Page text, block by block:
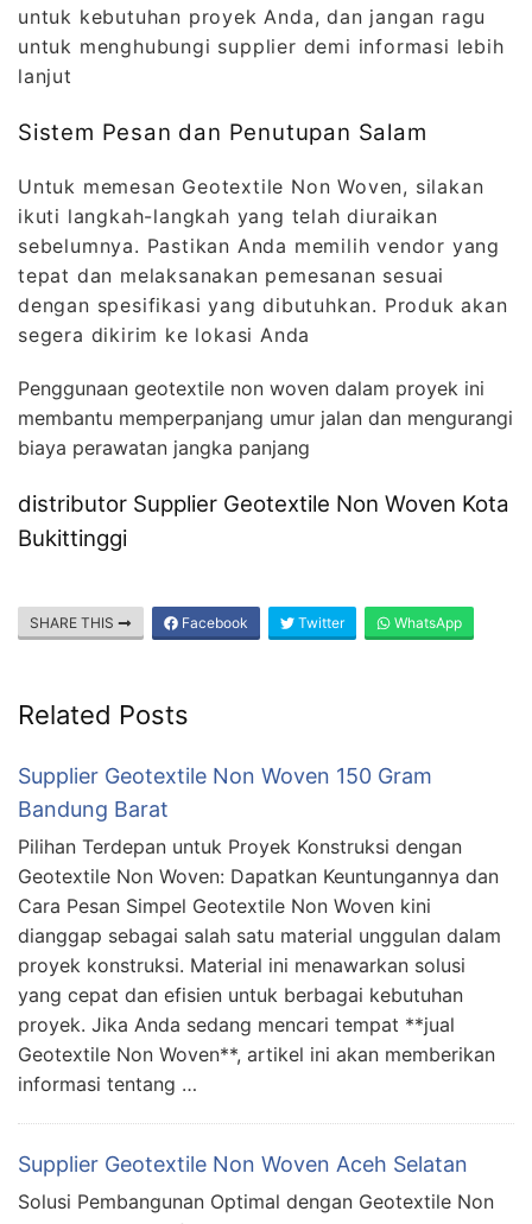
untuk kebutuhan proyek Anda, dan jangan ragu
untuk menghubungi supplier demi informasi lebih
lanjut
Sistem Pesan dan Penutupan Salam
Untuk memesan Geotextile Non Woven, silakan
ikuti langkah-langkah yang telah diuraikan
sebelumnya. Pastikan Anda memilih vendor yang
tepat dan melaksanakan pemesanan sesuai
dengan spesifikasi yang dibutuhkan. Produk akan
segera dikirim ke lokasi Anda
Penggunaan geotextile non woven dalam proyek ini
membantu memperpanjang umur jalan dan mengurangi
biaya perawatan jangka panjang
distributor Supplier Geotextile Non Woven Kota
Bukittinggi
SHARE THIS Facebook Twitter WhatsApp
Related Posts
Supplier Geotextile Non Woven 150 Gram
Bandung Barat
Pilihan Terdepan untuk Proyek Konstruksi dengan
Geotextile Non Woven: Dapatkan Keuntungannya dan
Cara Pesan Simpel Geotextile Non Woven kini
dianggap sebagai salah satu material unggulan dalam
proyek konstruksi. Material ini menawarkan solusi
yang cepat dan efisien untuk berbagai kebutuhan
proyek. Jika Anda sedang mencari tempat **jual
Geotextile Non Woven**, artikel ini akan memberikan
informasi tentang …
Supplier Geotextile Non Woven Aceh Selatan
Solusi Pembangunan Optimal dengan Geotextile Non